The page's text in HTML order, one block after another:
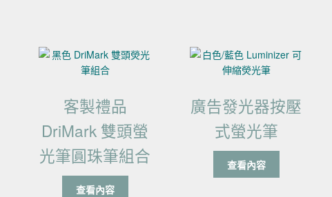
客製禮品
DriMark 雙頭螢
光筆圓珠筆組合
查看內容
廣告發光器按壓
式螢光筆
查看內容